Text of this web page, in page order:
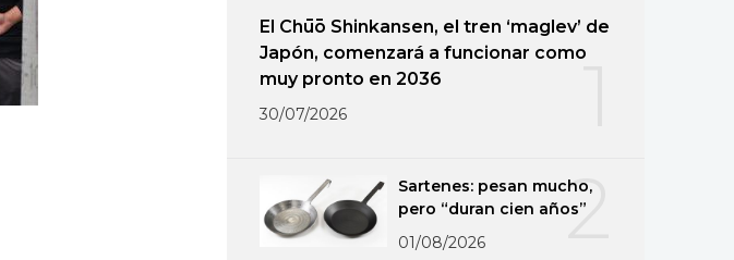
El Chūō Shinkansen, el tren ‘maglev’ de
Japón, comenzará a funcionar como
muy pronto en 2036
30/07/2026
2
Sartenes: pesan mucho,
pero “duran cien años”
01/08/2026